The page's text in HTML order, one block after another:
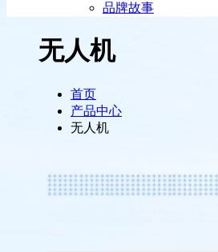
品牌故事
无人机
首页
产品中心
无人机